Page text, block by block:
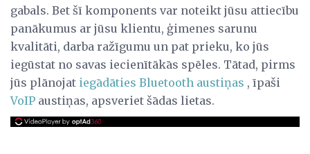
gabals. Bet šī komponents var noteikt jūsu attiecību
panākumus ar jūsu klientu, ģimenes sarunu
kvalitāti, darba ražīgumu un pat prieku, ko jūs
iegūstat no savas iecienītākās spēles. Tātad, pirms
jūs plānojat iegādāties Bluetooth austiņas , īpaši
VoIP austiņas, apsveriet šādas lietas.